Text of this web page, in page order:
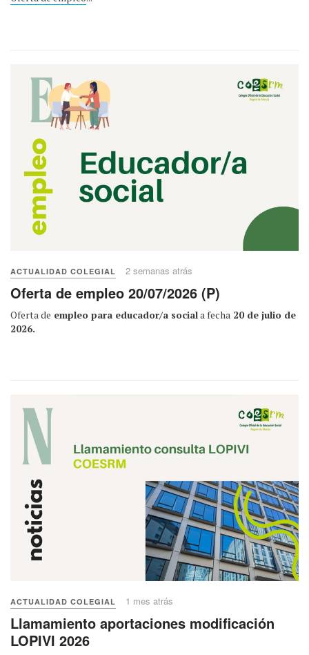
ACTUALIDAD COLEGIAL 2 semanas atrás
Oferta de empleo 20/07/2026 (P)
Oferta de empleo para educador/a sociala fecha 20 de julio de
2026.
ACTUALIDAD COLEGIAL 1 mes atrás
Llamamiento aportaciones modificación
LOPIVI 2026